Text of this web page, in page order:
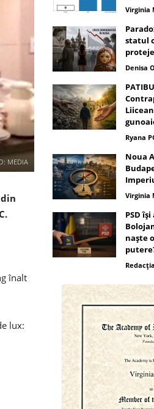
MEDIA
înalt
lux:
Virginia
statul
Denisa
Ryana
Noua
Virginia
PSD
naște
Redacția